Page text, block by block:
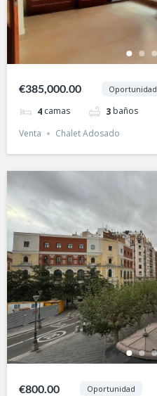
€385,000.00 Oportunidad
4camas 3baños
Venta
Chalet Adosado
€800.00 Oportunidad